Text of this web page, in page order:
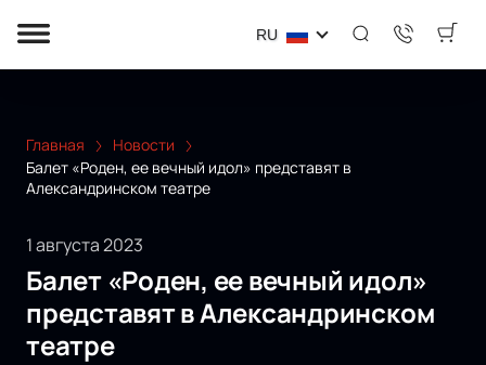
RU
Главная
Новости
Балет «Роден, ее вечный идол» представят в
Александринском театре
1 августа 2023
Балет «Роден, ее вечный идол»
представят в Александринском
театре